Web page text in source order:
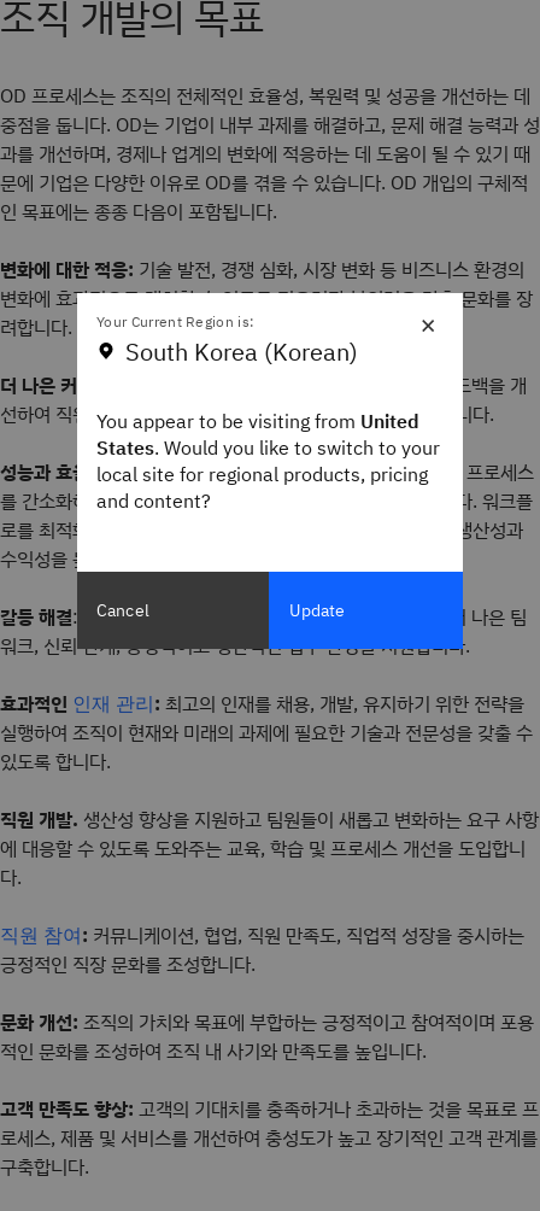
조직 개발의 목표
OD 프로세스는 조직의 전체적인 효율성, 복원력 및 성공을 개선하는 데
중점을 둡니다. OD는 기업이 내부 과제를 해결하고, 문제 해결 능력과 성
과를 개선하며, 경제나 업계의 변화에 적응하는 데 도움이 될 수 있기 때
문에 기업은 다양한 이유로 OD를 겪을 수 있습니다. OD 개입의 구체적
인 목표에는 종종 다음이 포함됩니다.
변화에 대한 적응: 기술 발전, 경쟁 심화, 시장 변화 등 비즈니스 환경의
변화에 효과적으로 대처할 수 있도록 적응력과 복원력을 갖춘 문화를 장
려합니다.
더 나은 커뮤니케이션:
조직 전반의 커뮤니케이션, 협업 및 피드백을 개
선하여 직원들이 가치를 인정받는 투명한 업무 환경을 조성합니다.
성능과 효율성 향상:운영상의 비효율성을 파악하여 해결하고, 프로세스
를 간소화하며, 전반적인 성과를 향상시키는 개입을 구현합니다. 워크플
로를 최적화하고 낭비를 줄임으로써 조직은 목표를 달성하고 생산성과
수익성을 높일 수 있습니다.
갈등 해결: 커뮤니케이션 및 협업과 관련된 문제를 해결하여 더 나은 팀
워크, 신뢰 관계, 긍정적이고 생산적인 업무 환경을 지원합니다.
효과적인 인재 관리: 최고의 인재를 채용, 개발, 유지하기 위한 전략을
실행하여 조직이 현재와 미래의 과제에 필요한 기술과 전문성을 갖출 수
있도록 합니다.
직원 개발. 생산성 향상을 지원하고 팀원들이 새롭고 변화하는 요구 사항
에 대응할 수 있도록 도와주는 교육, 학습 및 프로세스 개선을 도입합니
다.
직원 참여: 커뮤니케이션, 협업, 직원 만족도, 직업적 성장을 중시하는
긍정적인 직장 문화를 조성합니다.
문화 개선: 조직의 가치와 목표에 부합하는 긍정적이고 참여적이며 포용
적인 문화를 조성하여 조직 내 사기와 만족도를 높입니다.
고객 만족도 향상: 고객의 기대치를 충족하거나 초과하는 것을 목표로 프
로세스, 제품 및 서비스를 개선하여 충성도가 높고 장기적인 고객 관계를
구축합니다.
×
Your Current Region is:
South Korea (Korean)
You appear to be visiting from United
States. Would you like to switch to your
local site for regional products, pricing
and content?
Cancel Update